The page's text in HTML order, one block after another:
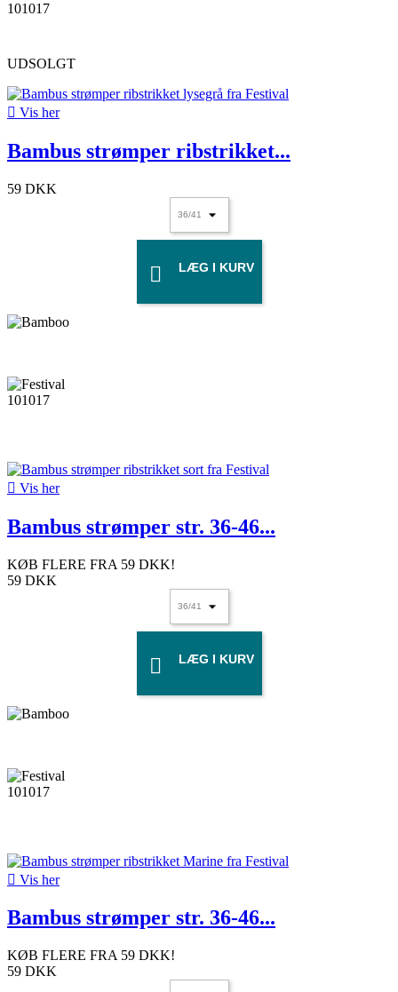
UDSOLGT
 Vis her
Bambus strømper ribstrikket...
59 DKK
 LÆG I KURV
 Vis her
Bambus strømper str. 36-46...
KØB FLERE FRA 59 DKK!
59 DKK
 LÆG I KURV
 Vis her
Bambus strømper str. 36-46...
KØB FLERE FRA 59 DKK!
59 DKK